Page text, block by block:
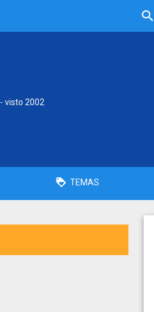
- visto 2002
TEMAS